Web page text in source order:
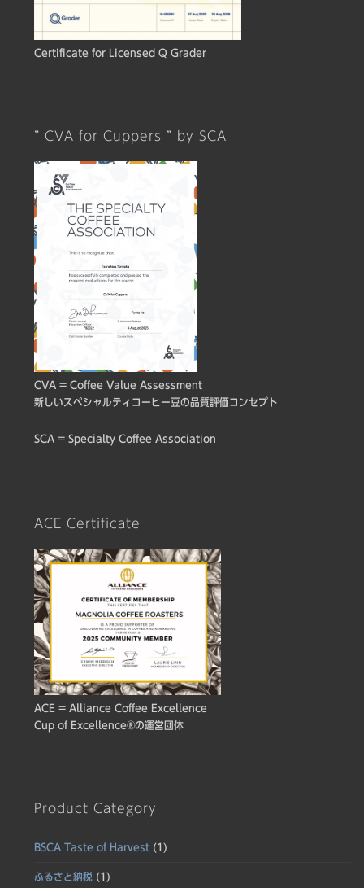
Certificate for Licensed Q Grader
” CVA for Cuppers ” by SCA
CVA = Coffee Value Assessment
新しいスペシャルティコーヒー豆の品質評価コンセプト
SCA = Specialty Coffee Association
ACE Certificate
ACE = Alliance Coffee Excellence
Cup of Excellence®の運営団体
Product Category
BSCA Taste of Harvest (1)
ふるさと納税 (1)